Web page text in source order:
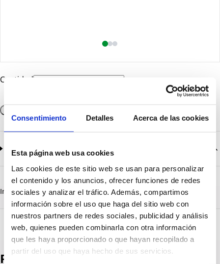
Consentimiento Detalles Acerca de las cookies
Esta página web usa cookies
Las cookies de este sitio web se usan para personalizar
el contenido y los anuncios, ofrecer funciones de redes
sociales y analizar el tráfico. Además, compartimos
información sobre el uso que haga del sitio web con
nuestros partners de redes sociales, publicidad y análisis
web, quienes pueden combinarla con otra información
que les haya proporcionado o que hayan recopilado a
partir del uso que haya hecho de sus servicios.
Cantidad
Documentación
CatalogoGeneral-EN.pdf
Descargar
Serie_1319-1320-1321.pdf
Descargar
Información destacada Detalles técnicosVista 3D
Productos destacados